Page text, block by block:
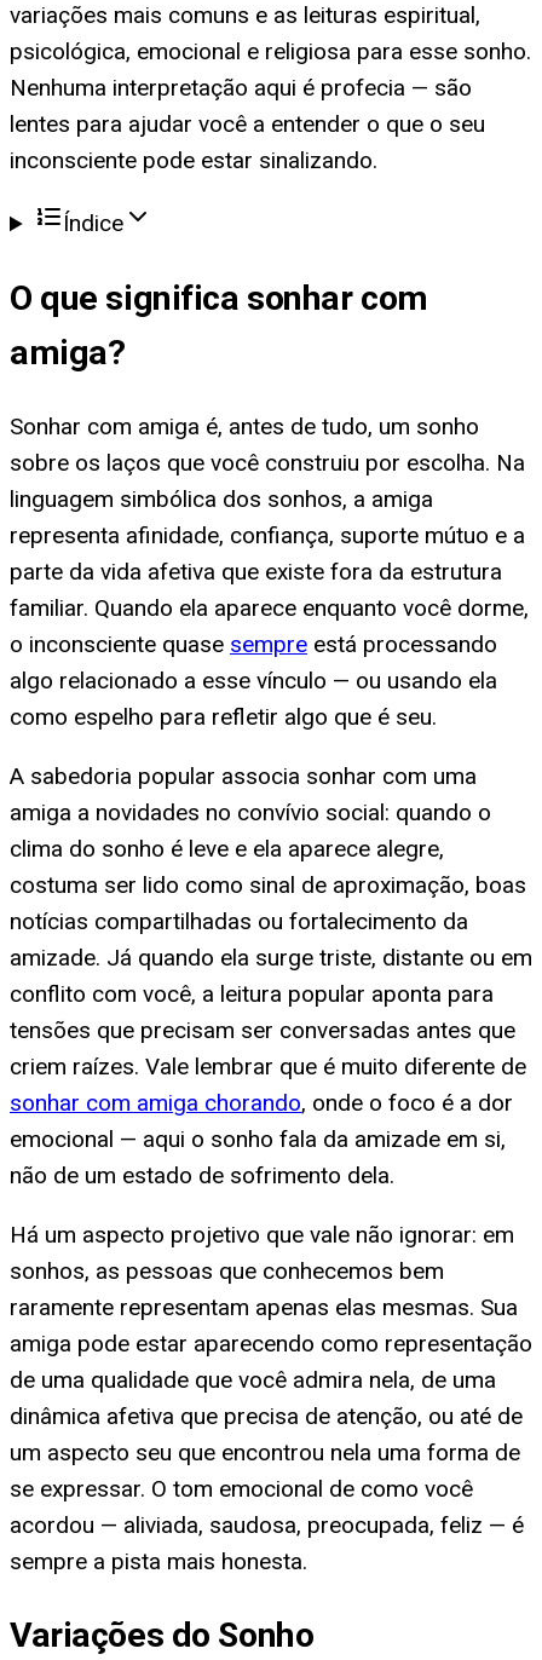
variações mais comuns e as leituras espiritual,
psicológica, emocional e religiosa para esse sonho.
Nenhuma interpretação aqui é profecia — são
lentes para ajudar você a entender o que o seu
inconsciente pode estar sinalizando.
Índice
O que significa sonhar com
amiga?
Sonhar com amiga é, antes de tudo, um sonho
sobre os laços que você construiu por escolha. Na
linguagem simbólica dos sonhos, a amiga
representa afinidade, confiança, suporte mútuo e a
parte da vida afetiva que existe fora da estrutura
familiar. Quando ela aparece enquanto você dorme,
o inconsciente quase sempre está processando
algo relacionado a esse vínculo — ou usando ela
como espelho para refletir algo que é seu.
A sabedoria popular associa sonhar com uma
amiga a novidades no convívio social: quando o
clima do sonho é leve e ela aparece alegre,
costuma ser lido como sinal de aproximação, boas
notícias compartilhadas ou fortalecimento da
amizade. Já quando ela surge triste, distante ou em
conflito com você, a leitura popular aponta para
tensões que precisam ser conversadas antes que
criem raízes. Vale lembrar que é muito diferente de
sonhar com amiga chorando, onde o foco é a dor
emocional — aqui o sonho fala da amizade em si,
não de um estado de sofrimento dela.
Há um aspecto projetivo que vale não ignorar: em
sonhos, as pessoas que conhecemos bem
raramente representam apenas elas mesmas. Sua
amiga pode estar aparecendo como representação
de uma qualidade que você admira nela, de uma
dinâmica afetiva que precisa de atenção, ou até de
um aspecto seu que encontrou nela uma forma de
se expressar. O tom emocional de como você
acordou — aliviada, saudosa, preocupada, feliz — é
sempre a pista mais honesta.
Variações do Sonho